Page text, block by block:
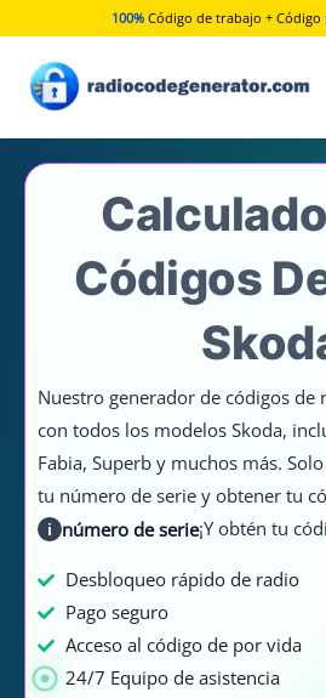
contenido
100% Código de trabajo + Código
Códigos
Nuestro generador de códigos de
con todos los modelos Skoda,
Fabia, Superb y muchos más.
tu número de serie y obtener tu
i número de serie¡Y obtén tu
Desbloqueo rápido de radio
Pago seguro
Acceso al código de por vida
24/7 Equipo de asistencia